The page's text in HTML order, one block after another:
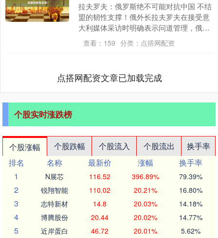
拉夫罗夫：俄罗斯绝不可能对抗中国 不结
盟的韧性支撑！俄外长拉夫罗夫在接受意
大利媒体采访时明确表示问道管理，俄罗
斯绝无可能与中国对抗，并强调俄中关系
始终建立在“不....
查看： 159 分类： 点搭网配资
点搭网配资文章已加载完成
个股实时涨跌榜
个股涨幅 个股跌幅 个股流入 个股流出
换手率
排名
名称 最新价 涨幅
换手率
1
N展芯 116.52 396.89% 79.39%
2 锐翔智能 110.02 20.21% 16.80%
3 志特新材 14.8 20.03% 14.18%
4 博腾股份 20.44 20.02% 14.77%
5 近岸蛋白 46.72 20.01% 5.62%